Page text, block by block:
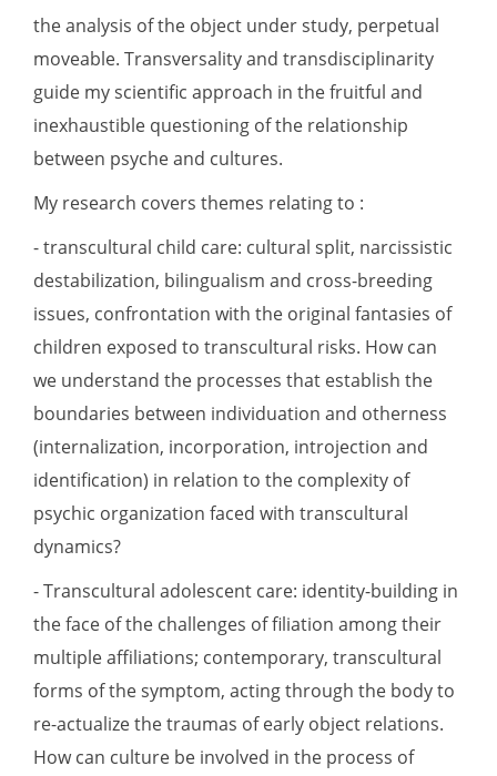
the analysis of the object under study, perpetual
moveable. Transversality and transdisciplinarity
guide my scientific approach in the fruitful and
inexhaustible questioning of the relationship
between psyche and cultures.
My research covers themes relating to :
- transcultural child care: cultural split, narcissistic
destabilization, bilingualism and cross-breeding
issues, confrontation with the original fantasies of
children exposed to transcultural risks. How can
we understand the processes that establish the
boundaries between individuation and otherness
(internalization, incorporation, introjection and
identification) in relation to the complexity of
psychic organization faced with transcultural
dynamics?
- Transcultural adolescent care: identity-building in
the face of the challenges of filiation among their
multiple affiliations; contemporary, transcultural
forms of the symptom, acting through the body to
re-actualize the traumas of early object relations.
How can culture be involved in the process of